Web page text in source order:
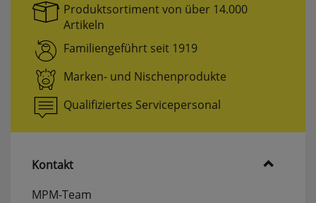
Produktsortiment von über 14.000
Artikeln
Familiengeführt seit 1919
Marken- und Nischenprodukte
Qualifiziertes Servicepersonal
Kontakt
MPM-Team